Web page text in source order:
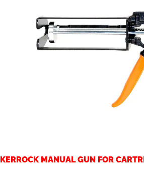
KERROCK MANUAL GUN FOR